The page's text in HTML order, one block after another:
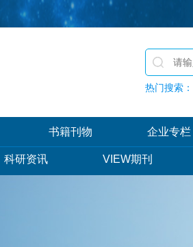
热门搜索：
书籍刊物 企业专栏
科研资讯 VIEW期刊